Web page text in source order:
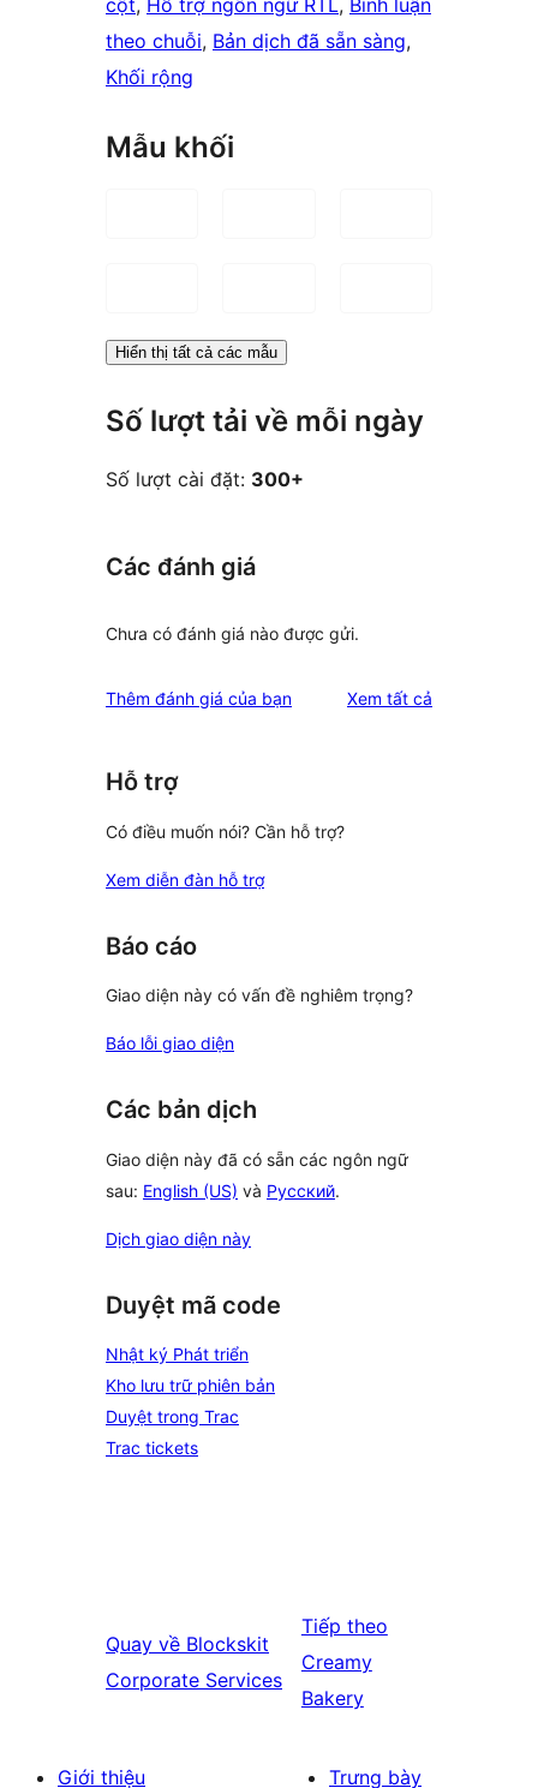
theo chuỗi, Bản dịch đã sẵn sàng
Khối rộng
Mẫu khối
Hiển thị tất cả các mẫu
Số lượt tải về mỗi ngày
Số lượt cài đặt: 300+
Các đánh giá
Chưa có đánh giá nào được gửi.
Thêm đánh giá của bạn Xem tất cả
Hỗ trợ
Có điều muốn nói? Cần hỗ trợ?
Xem diễn đàn hỗ trợ
Báo cáo
Giao diện này có vấn đề nghiêm trọng?
Báo lỗi giao diện
Các bản dịch
Giao diện này đã có sẵn các ngôn ngữ
sau: English (US) và Русский.
Dịch giao diện này
Duyệt mã code
Nhật ký Phát triển
Kho lưu trữ phiên bản
Duyệt trong Trac
Trac tickets
Quay về Blockskit
Corporate Services
Tiếp theo
Creamy
Bakery
Giới thiệu
Trưng bày